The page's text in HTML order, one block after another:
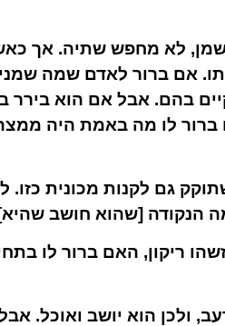
שמן, לא מחפש שתיה. אך
אם ברור לאדם שמה
בהם. אבל אם הוא בירר
ברור לו מה באמת היה
גם לקנות מכונית כזו.
הנקודה [שהוא חושב שהיא]
ריקון, האם ברור לו
ולכן הוא יושב ואוכל.